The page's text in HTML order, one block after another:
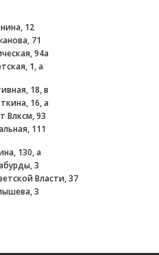
12
71
94а
1, а
18, в
16, а
Влксм, 93
111
130, а
3
Власти, 37
3